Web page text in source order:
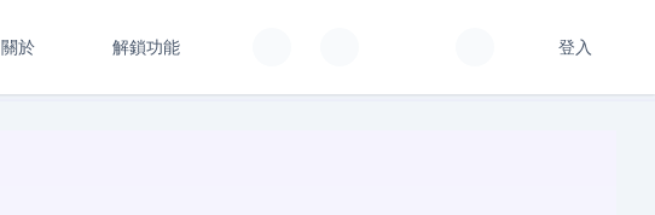
關於 解鎖功能 登入